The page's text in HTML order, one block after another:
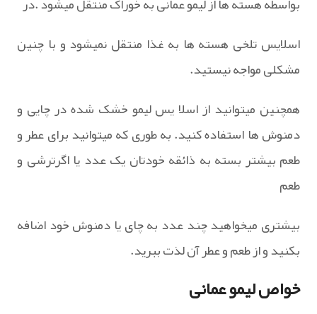
اسلایس تلخی هسته ها به غذا منتقل نمیشود و با چنین
مشکلی مواجه نیستید.
همچنین میتوانید از اسلا یس لیمو خشک شده در چایی و
دمنوش ها استفاده کنید. به طوری که میتوانید برای عطر و
طعم بیشتر بسته به ذائقه خودتان یک عدد یا اگرترشی و
طعم
بیشتری میخواهید چند عدد به چای یا دمنوش خود اضافه
بکنید و از طعم و عطر آن لذت ببرید.
خواص لیمو عمانی